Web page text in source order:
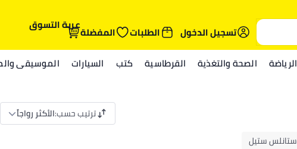
تسجيل الدخول
الطلبات المفضلةعربة التسوق
الرياضة الصحة والتغذية القرطاسية كتب السيارات الموسيقى
ترتيب حسب:الأكثر رواجاً
ستانلس ستيل